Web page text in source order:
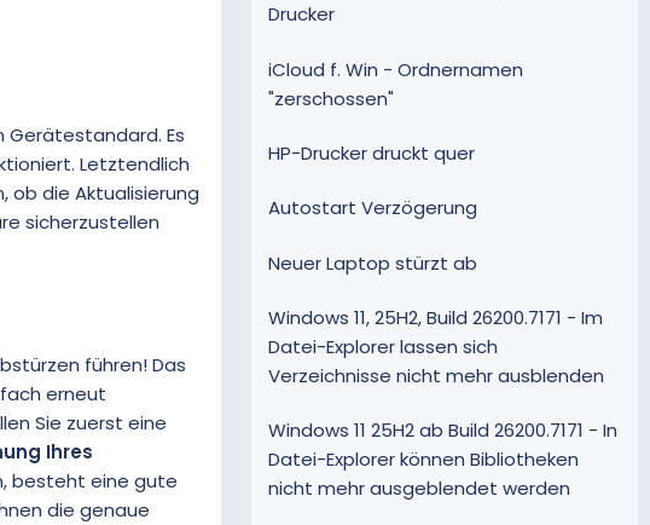
Gerätestandard. Es
Letztendlich
ob die Aktualisierung
sicherzustellen
führen! Das
erneut
Sie zuerst eine
Ihres
besteht eine gute
die genaue
Drucker
iCloud f. Win - Ordnernamen
"zerschossen"
HP-Drucker druckt quer
Autostart Verzögerung
Neuer Laptop stürzt ab
Windows 11, 25H2, Build 26200.7171 - Im
Datei-Explorer lassen sich
Verzeichnisse nicht mehr ausblenden
Windows 11 25H2 ab Build 26200.7171 - In
Datei-Explorer können Bibliotheken
nicht mehr ausgeblendet werden